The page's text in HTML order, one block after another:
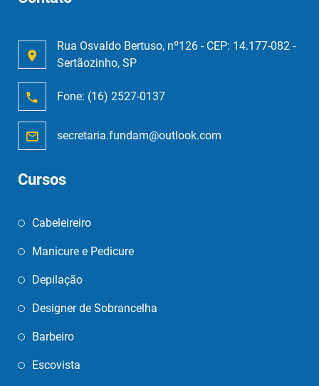
Rua Osvaldo Bertuso, nº126 - CEP: 14.177-082 -
Sertãozinho, SP
Fone: (16) 2527-0137
secretaria.fundam@outlook.com
Cursos
Cabeleireiro
Manicure e Pedicure
Depilação
Designer de Sobrancelha
Barbeiro
Escovista